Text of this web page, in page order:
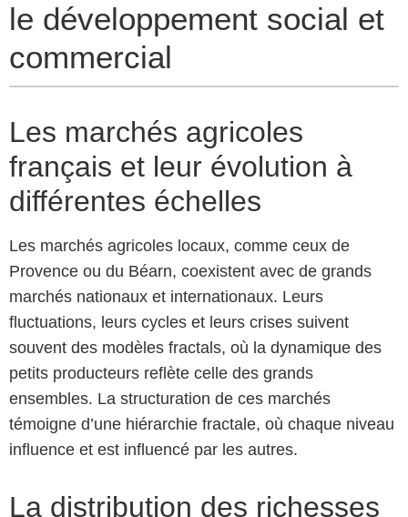
le développement social et
commercial
Les marchés agricoles
français et leur évolution à
différentes échelles
Les marchés agricoles locaux, comme ceux de
Provence ou du Béarn, coexistent avec de grands
marchés nationaux et internationaux. Leurs
fluctuations, leurs cycles et leurs crises suivent
souvent des modèles fractals, où la dynamique des
petits producteurs reflète celle des grands
ensembles. La structuration de ces marchés
témoigne d’une hiérarchie fractale, où chaque niveau
influence et est influencé par les autres.
La distribution des richesses